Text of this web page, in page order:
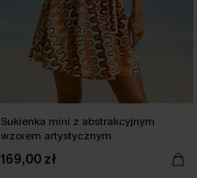
Sukienka mini z abstrakcyjnym
wzorem artystycznym
169,00 zł